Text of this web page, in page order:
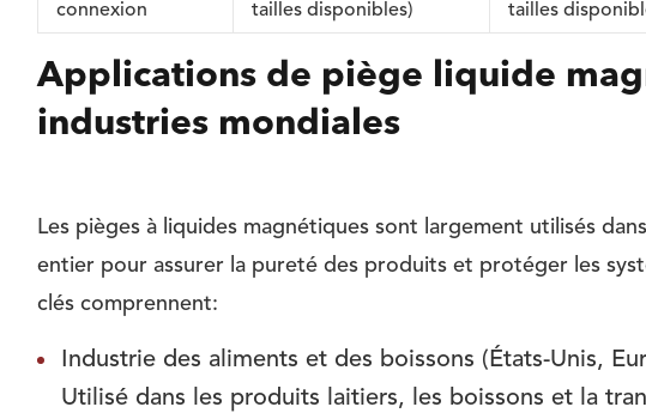
connexion
tailles disponibles)
tailles
Applications de piège liquide
industries mondiales
Les pièges à liquides magnétiques sont largement utilisés
entier pour assurer la pureté des produits et protéger les
clés comprennent:
Industrie des aliments et des boissons (États-Unis,
Utilisé dans les produits laitiers, les boissons et la